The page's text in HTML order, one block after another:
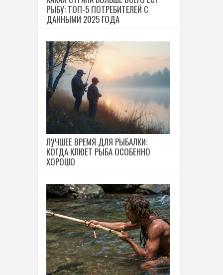
РЫБУ: ТОП-5 ПОТРЕБИТЕЛЕЙ С
ДАННЫМИ 2025 ГОДА
ЛУЧШЕЕ ВРЕМЯ ДЛЯ РЫБАЛКИ:
КОГДА КЛЮЕТ РЫБА ОСОБЕННО
ХОРОШО